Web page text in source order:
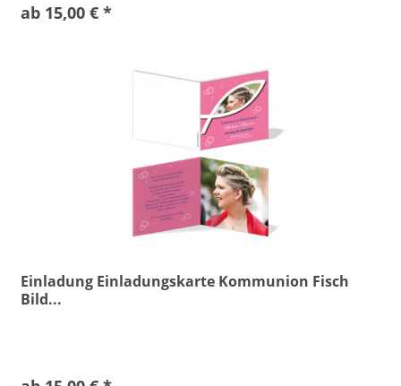
ab 15,00 € *
Einladung Einladungskarte Kommunion Fisch
Bild...